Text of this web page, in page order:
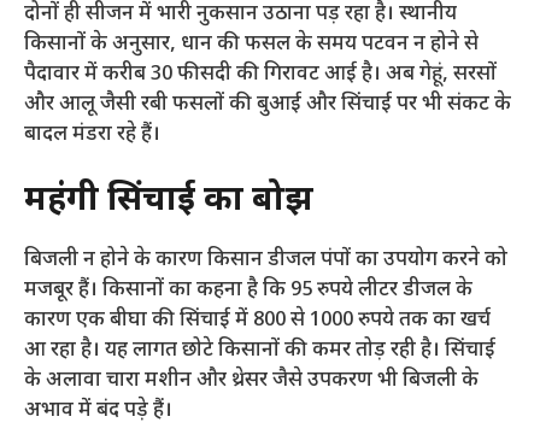
दोनों ही सीजन में भारी नुकसान उठाना पड़ रहा है। स्थानीय
किसानों के अनुसार, धान की फसल के समय पटवन न होने से
पैदावार में करीब 30 फीसदी की गिरावट आई है। अब गेहूं, सरसों
और आलू जैसी रबी फसलों की बुआई और सिंचाई पर भी संकट के
बादल मंडरा रहे हैं।
महंगी सिंचाई का बोझ
​बिजली न होने के कारण किसान डीजल पंपों का उपयोग करने को
मजबूर हैं। किसानों का कहना है कि 95 रुपये लीटर डीजल के
कारण एक बीघा की सिंचाई में 800 से 1000 रुपये तक का खर्च
आ रहा है। यह लागत छोटे किसानों की कमर तोड़ रही है। सिंचाई
के अलावा चारा मशीन और थ्रेसर जैसे उपकरण भी बिजली के
अभाव में बंद पड़े हैं।